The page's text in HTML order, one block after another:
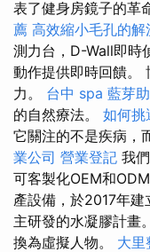
表了健身房鏡子的革
薦 高效縮小毛孔的
測力台，D-Wall即時
動作提供即時回饋。
力。 台中 spa 藍芽
的自然療法。 如何挑
它關注的不是疾病，
業公司 營業登記 我
可客製化OEM和ODM
產設備，於2017年
主研發的水凝膠計畫
換為虛擬人物。 大里